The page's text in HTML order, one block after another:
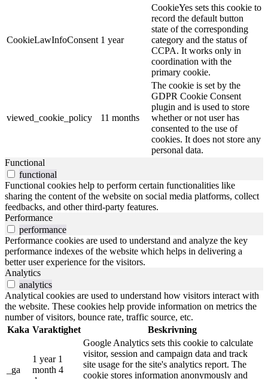
CookieLawInfoConsent 1 year
CookieYes sets this cookie to
record the default button
state of the corresponding
category and the status of
CCPA. It works only in
coordination with the
primary cookie.
viewed_cookie_policy 11 months
The cookie is set by the
GDPR Cookie Consent
plugin and is used to store
whether or not user has
consented to the use of
cookies. It does not store any
personal data.
Functional
functional
Functional cookies help to perform certain functionalities like
sharing the content of the website on social media platforms, collect
feedbacks, and other third-party features.
Performance
performance
Performance cookies are used to understand and analyze the key
performance indexes of the website which helps in delivering a
better user experience for the visitors.
Analytics
analytics
Analytical cookies are used to understand how visitors interact with
the website. These cookies help provide information on metrics the
number of visitors, bounce rate, traffic source, etc.
Kaka Varaktighet Beskrivning
_ga
1 year 1
month 4
Google Analytics sets this cookie to calculate
visitor, session and campaign data and track
site usage for the site's analytics report. The
cookie stores information anonymously and